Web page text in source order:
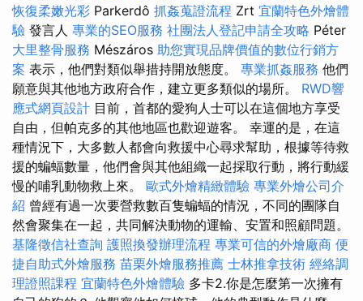
恢復柔嫩光彩 Parkerdô 抓姦蒐證流程 Zrt 宜蘭特色外燴體
驗 發言人 專業的SEO服務 社團法人登記申請全攻略 Péter
大里整骨服務 Mészáros 助您實現品牌價值的數位行銷方
案 表示，他們對類似舉措持開放態度。 專業抓姦服務 他們
願意與其他地方政府合作，建立更多類似的場所。 RWD響
應式網頁設計 目前，首都的愛狗人士可以在這個地方享受
自由，但帕克多的其他地區也歡迎遊客。 幸運的是，在這
種情況下，大多數人都會向救援中心尋求幫助，根據等待救
援的蝙蝠數量，他們會與其他組織一起採取行動，將行動緩
慢的哺乳動物救上來。 歐式外燴精緻體驗 專業外燴公司介
紹 曾經有過一次要營救數百隻蝙蝠的情況，不同的團隊自
然會聚集在一起，共同解決動物的運輸、安置和照顧問題。
基隆徵信社查詢 護照換發辦理流程 專業可信的外燴廠商 便
捷自助式外燴服務 苗栗外燴服務推薦 士林推拿技術 經絡調
理證照課程 宜蘭特色外燴體驗 多卡2.你是怎麼第一次擁有